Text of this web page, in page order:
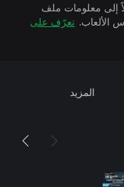
إلى معلومات ملف
تعرّف على
المزيد